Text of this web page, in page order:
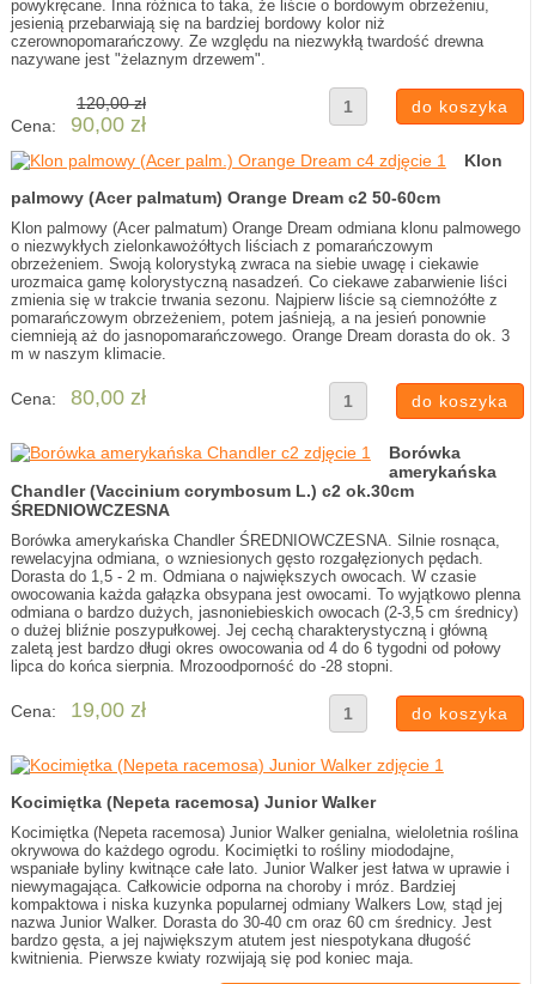
powykręcane. Inna różnica to taka, że liście o bordowym obrzeżeniu,
jesienią przebarwiają się na bardziej bordowy kolor niż
czerownopomarańczowy. Ze względu na niezwykłą twardość drewna
nazywane jest "żelaznym drzewem".
120,00 zł
Cena:
90,00 zł
Klon
palmowy (Acer palmatum) Orange Dream c2 50-60cm
Klon palmowy (Acer palmatum) Orange Dream odmiana klonu palmowego
o niezwykłych zielonkawożółtych liściach z pomarańczowym
obrzeżeniem. Swoją kolorystyką zwraca na siebie uwagę i ciekawie
urozmaica gamę kolorystyczną nasadzeń. Co ciekawe zabarwienie liści
zmienia się w trakcie trwania sezonu. Najpierw liście są ciemnożółte z
pomarańczowym obrzeżeniem, potem jaśnieją, a na jesień ponownie
ciemnieją aż do jasnopomarańczowego. Orange Dream dorasta do ok. 3
m w naszym klimacie.
Cena: 80,00 zł
Borówka
amerykańska
Chandler (Vaccinium corymbosum L.) c2 ok.30cm
ŚREDNIOWCZESNA
Borówka amerykańska Chandler ŚREDNIOWCZESNA. Silnie rosnąca,
rewelacyjna odmiana, o wzniesionych gęsto rozgałęzionych pędach.
Dorasta do 1,5 - 2 m. Odmiana o największych owocach. W czasie
owocowania każda gałązka obsypana jest owocami. To wyjątkowo plenna
odmiana o bardzo dużych, jasnoniebieskich owocach (2-3,5 cm średnicy)
o dużej bliźnie poszypułkowej. Jej cechą charakterystyczną i główną
zaletą jest bardzo długi okres owocowania od 4 do 6 tygodni od połowy
lipca do końca sierpnia. Mrozoodporność do -28 stopni.
Cena: 19,00 zł
Kocimiętka (Nepeta racemosa) Junior Walker
Kocimiętka (Nepeta racemosa) Junior Walker genialna, wieloletnia roślina
okrywowa do każdego ogrodu. Kocimiętki to rośliny miododajne,
wspaniałe byliny kwitnące całe lato. Junior Walker jest łatwa w uprawie i
niewymagająca. Całkowicie odporna na choroby i mróz. Bardziej
kompaktowa i niska kuzynka popularnej odmiany Walkers Low, stąd jej
nazwa Junior Walker. Dorasta do 30-40 cm oraz 60 cm średnicy. Jest
bardzo gęsta, a jej największym atutem jest niespotykana długość
kwitnienia. Pierwsze kwiaty rozwijają się pod koniec maja.